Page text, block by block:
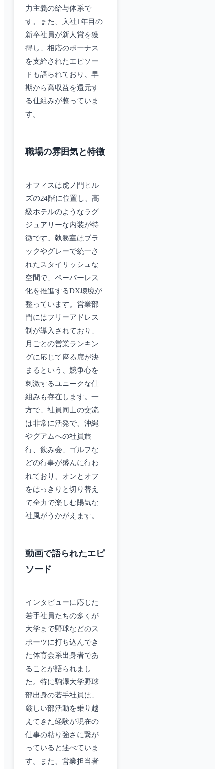
力主義の給与体系で
す。また、入社1年目の
新卒社員が新人賞を獲
得し、相応のボーナス
を支給されたエピソー
ドも語られており、早
期から高収益を還元す
る仕組みが整っていま
す。
職場の雰囲気と特徴
オフィスは虎ノ門ヒル
ズの24階に位置し、高
級ホテルのようなラグ
ジュアリーな内装が特
徴です。執務室はブラ
ックやグレーで統一さ
れたスタイリッシュな
空間で、ペーパーレス
化を推進するDX環境が
整っています。営業部
門にはフリーアドレス
制が導入されており、
月ごとの営業ランキン
グに応じて座る席が決
まるという、競争心を
刺激するユニークな仕
組みも存在します。一
方で、社員同士の交流
は非常に活発で、沖縄
やグアムへの社員旅
行、飲み会、ゴルフな
どの行事が盛んに行わ
れており、オンとオフ
をはっきりと切り替え
て全力で楽しむ陽気な
社風がうかがえます。
動画で語られたエピ
ソード
インタビューに応じた
若手社員たちの多くが
大学まで野球などのス
ポーツに打ち込んでき
た体育会系出身者であ
ることが語られまし
た。特に駒澤大学野球
部出身の若手社員は、
厳しい部活動を乗り越
えてきた経験が現在の
仕事の粘り強さに繋が
っていると述べていま
す。また、営業担当者